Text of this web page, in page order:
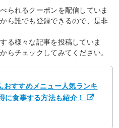
られるクーポンを配信していま
ら誰でも登録できるので、是非
る様々な記事を投稿していま
らチェックしてみてください。
おすすめメニュー人気ランキ
に食事する方法も紹介！